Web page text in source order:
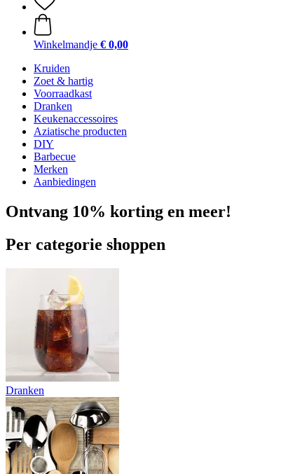
Winkelmandje € 0,00
Kruiden
Zoet & hartig
Voorraadkast
Dranken
Keukenaccessoires
Aziatische producten
DIY
Barbecue
Merken
Aanbiedingen
Ontvang 10% korting en meer!
Per categorie shoppen
Dranken